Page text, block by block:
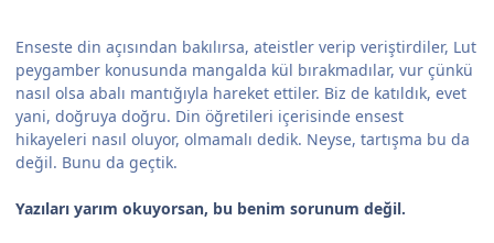
Enseste din açısından bakılırsa, ateistler verip veriştirdiler, Lut
peygamber konusunda mangalda kül bırakmadılar, vur çünkü
nasıl olsa abalı mantığıyla hareket ettiler. Biz de katıldık, evet
yani, doğruya doğru. Din öğretileri içerisinde ensest
hikayeleri nasıl oluyor, olmamalı dedik. Neyse, tartışma bu da
değil. Bunu da geçtik.
Yazıları yarım okuyorsan, bu benim sorunum değil.